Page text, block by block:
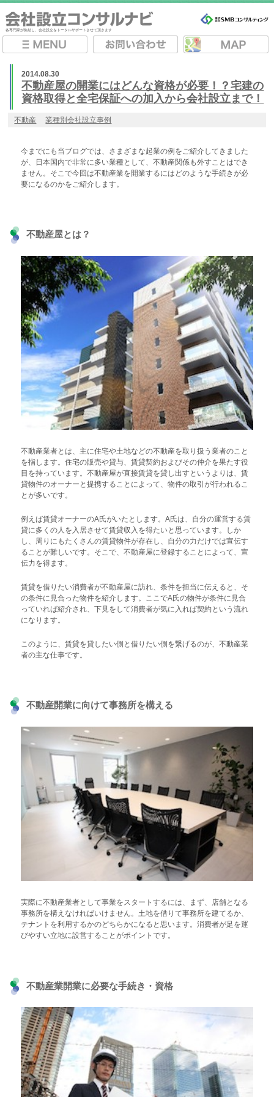
各専門家が集結し、会社設立をトータルサポートさせて頂きます
2014.08.30
不動産屋の開業にはどんな資格が必要！？宅建の
資格取得と全宅保証への加入から会社設立まで！
不動産 業種別会社設立事例
今までにも当ブログでは、さまざまな起業の例をご紹介してきました
が、日本国内で非常に多い業種として、不動産関係も外すことはでき
ません。そこで今回は不動産業を開業するにはどのような手続きが必
要になるのかをご紹介します。
不動産屋とは？
不動産業者とは、主に住宅や土地などの不動産を取り扱う業者のこと
を指します。住宅の販売や貸与、賃貸契約およびその仲介を果たす役
目を持っています。不動産屋が直接賃貸を貸し出すというよりは、賃
貸物件のオーナーと提携することによって、物件の取引が行われるこ
とが多いです。
例えば賃貸オーナーのA氏がいたとします。A氏は、自分の運営する賃
貸に多くの人を入居させて賃貸収入を得たいと思っています。しか
し、周りにもたくさんの賃貸物件が存在し、自分の力だけでは宣伝す
ることが難しいです。そこで、不動産屋に登録することによって、宣
伝力を得ます。
賃貸を借りたい消費者が不動産屋に訪れ、条件を担当に伝えると、そ
の条件に見合った物件を紹介します。ここでA氏の物件が条件に見合
っていれば紹介され、下見をして消費者が気に入れば契約という流れ
になります。
このように、賃貸を貸したい側と借りたい側を繋げるのが、不動産業
者の主な仕事です。
不動産開業に向けて事務所を構える
実際に不動産業者として事業をスタートするには、まず、店舗となる
事務所を構えなければいけません。土地を借りて事務所を建てるか、
テナントを利用するかのどちらかになると思います。消費者が足を運
びやすい立地に設営することがポイントです。
不動産業開業に必要な手続き・資格